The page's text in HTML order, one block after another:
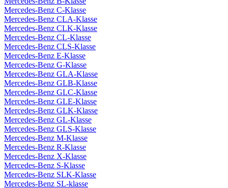
Mercedes-Benz C-Klasse
Mercedes-Benz CLA-Klasse
Mercedes-Benz CLK-Klasse
Mercedes-Benz CL-Klasse
Mercedes-Benz CLS-Klasse
Mercedes-Benz E-Klasse
Mercedes-Benz G-Klasse
Mercedes-Benz GLA-Klasse
Mercedes-Benz GLB-Klasse
Mercedes-Benz GLC-Klasse
Mercedes-Benz GLE-Klasse
Mercedes-Benz GLK-Klasse
Mercedes-Benz GL-Klasse
Mercedes-Benz GLS-Klasse
Mercedes-Benz M-Klasse
Mercedes-Benz R-Klasse
Mercedes-Benz X-Klasse
Mercedes-Benz S-Klasse
Mercedes-Benz SLK-Klasse
Mercedes-Benz SL-klasse